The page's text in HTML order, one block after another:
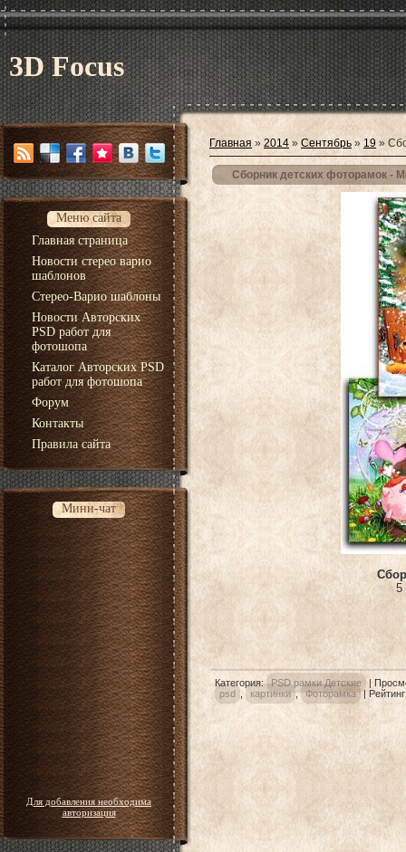
3D Focus
Меню сайта
Главная страница
Новости стерео варио
шаблонов
Стерео-Варио шаблоны
Новости Авторских
PSD работ для
фотошопа
Каталог Авторских PSD
работ для фотошопа
Форум
Контакты
Правила сайта
Мини-чат
Для добавления необходима
авторизация
Главная » 2014 » Сентябрь » 19 »
Сборник детских фоторамок -
5
Категория: PSD рамки Детские |
psd
картинки , Фоторамка | Рейтинг